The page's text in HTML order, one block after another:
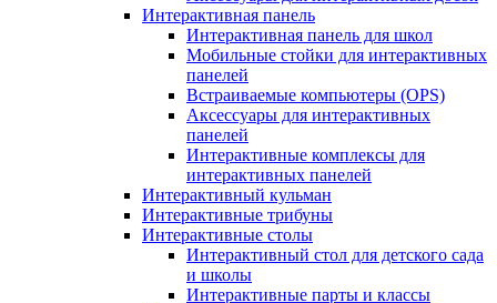
Интерактивная панель
Интерактивная панель для школ
Мобильные стойки для интерактивных
панелей
Встраиваемые компьютеры (OPS)
Аксессуары для интерактивных
панелей
Интерактивные комплексы для
интерактивных панелей
Интерактивный кульман
Интерактивные трибуны
Интерактивные столы
Интерактивный стол для детского сада
и школы
Интерактивные парты и классы